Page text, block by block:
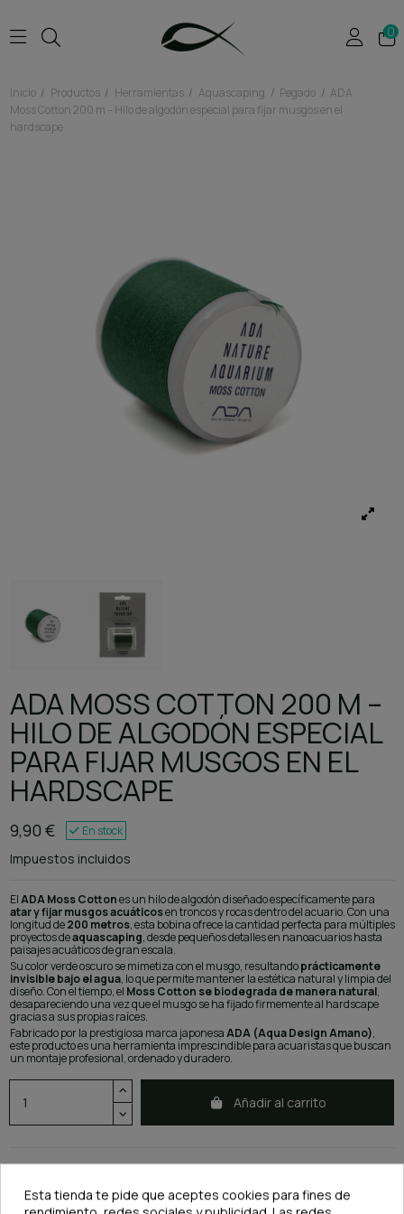
0
Inicio Productos Herramientas Aquascaping Pegado
ADA
Moss Cotton 200 m – Hilo de algodón especial para fijar musgos en el
hardscape
ADA MOSS COTTON 200 M –
HILO DE ALGODÓN ESPECIAL
PARA FIJAR MUSGOS EN EL
HARDSCAPE
9,90 € En stock
Impuestos incluidos
ElADA Moss Cottones un hilo de algodón diseñado específicamente para
atar y fijar musgos acuáticosen troncos y rocas dentro del acuario. Con una
longitud de200 metros, esta bobina ofrece la cantidad perfecta para múltiples
proyectos deaquascaping, desde pequeños detalles en nanoacuarios hasta
paisajes acuáticos de gran escala.
Su color verde oscuro se mimetiza con el musgo, resultandoprácticamente
invisible bajo el agua, lo que permite mantener la estética natural y limpia del
diseño. Con el tiempo, el Moss Cotton se biodegrada de manera natural,
desapareciendo una vez que el musgo se ha fijado firmemente al hardscape
gracias a sus propias raíces.
Fabricado por la prestigiosa marca japonesaADA (Aqua Design Amano),
este producto es una herramienta imprescindible para acuaristas que buscan
un montaje profesional, ordenado y duradero.
Añadir al carrito
Esta tienda te pide que aceptes cookies para fines de